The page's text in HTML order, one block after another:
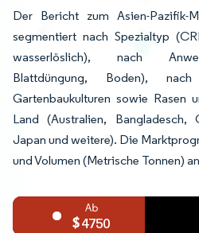
Der Bericht zum Asien-Pazifik-
segmentiert nach Spezialtyp
wasserlöslich), nach
Blattdüngung, Boden),
Gartenbaukulturen sowie Rasen
Land (Australien, Bangladesch,
Japan und weitere). Die
und Volumen (Metrische Tonnen)
4750